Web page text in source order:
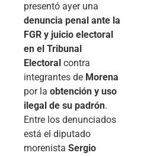
presentó ayer una
denuncia penal ante la
FGR y juicio electoral
en el Tribunal
Electoral contra
integrantes de Morena
por la obtención y uso
ilegal de su padrón.
Entre los denunciados
está el diputado
morenista Sergio